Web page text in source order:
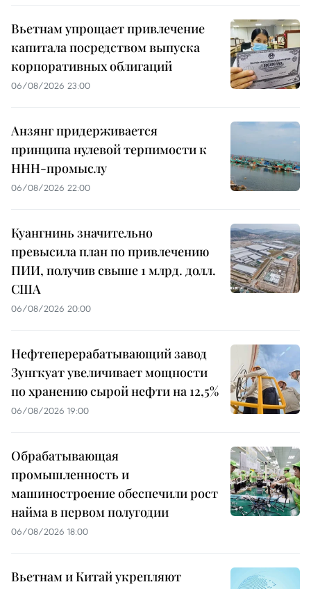
Вьетнам упрощает привлечение
капитала посредством выпуска
корпоративных облигаций
06/08/2026 23:00
Анзянг придерживается
принципа нулевой терпимости к
ННН-промыслу
06/08/2026 22:00
Куангнинь значительно
превысила план по привлечению
ПИИ, получив свыше 1 млрд. долл.
США
06/08/2026 20:00
Нефтеперерабатывающий завод
Зунгкуат увеличивает мощности
по хранению сырой нефти на 12,5%
06/08/2026 19:00
Обрабатывающая
промышленность и
машиностроение обеспечили рост
найма в первом полугодии
06/08/2026 18:00
Вьетнам и Китай укрепляют